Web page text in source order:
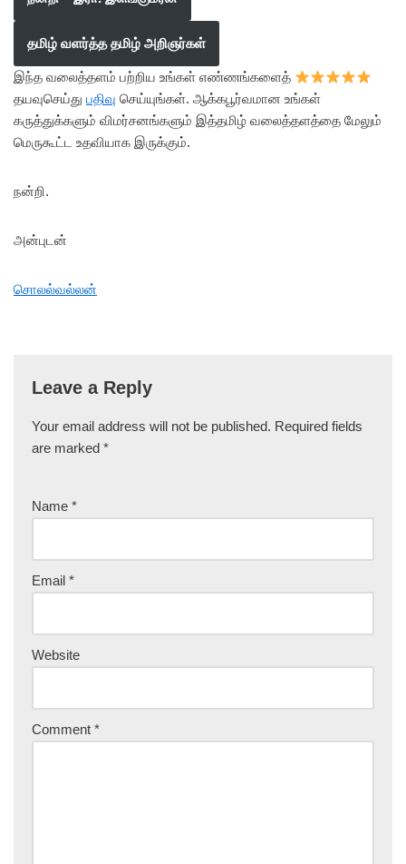
தமிழ் வளர்த்த தமிழ் அறிஞர்கள்
இந்த வலைத்தளம் பற்றிய உங்கள் எண்ணங்களைத்
தயவுசெய்து பதிவு செய்யுங்கள். ஆக்கபூர்வமான உங்கள்
கருத்துக்களும் விமர்சனங்களும் இத்தமிழ் வலைத்தளத்தை மேலும்
மெருகூட்ட உதவியாக இருக்கும்.
நன்றி.
அன்புடன்
சொலல்வல்லன்
Leave a Reply
Your email address will not be published. Required fields
are marked *
Name *
Email *
Website
Comment *